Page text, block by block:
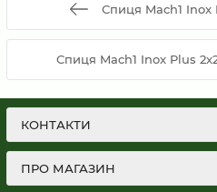
Спиця Mach1 Inox
Спиця Mach1 Inox Plus
КОНТАКТИ
ПРО МАГАЗИН